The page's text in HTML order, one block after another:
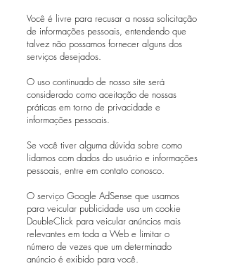
Você é livre para recusar a nossa solicitação
de informações pessoais, entendendo que
talvez não possamos fornecer alguns dos
serviços desejados.
O uso continuado de nosso site será
considerado como aceitação de nossas
práticas em torno de privacidade e
informações pessoais.
Se você tiver alguma dúvida sobre como
lidamos com dados do usuário e informações
pessoais, entre em contato conosco.
O serviço Google AdSense que usamos
para veicular publicidade usa um cookie
DoubleClick para veicular anúncios mais
relevantes em toda a Web e limitar o
número de vezes que um determinado
anúncio é exibido para você.